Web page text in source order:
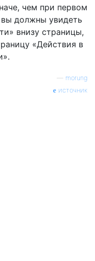
чем при первом
должны увидеть
внизу страницы,
«Действия в
morung
источник